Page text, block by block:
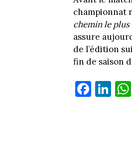
championnat
chemin le
assure
de l’édition
fin de saison
Fa
ce
Li
nk